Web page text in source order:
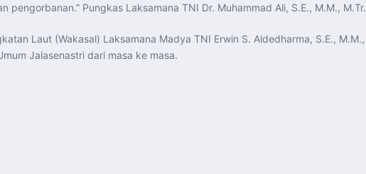
Pungkas Laksamana TNI Dr. Muhammad Ali, S.E., M.M.,
Laut (Wakasal) Laksamana Madya TNI Erwin S. Aldedharma, S.E.,
Jalasenastri dari masa ke masa.